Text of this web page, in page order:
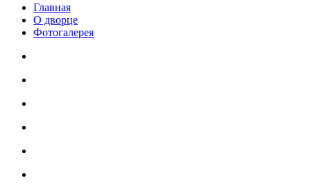
Главная
О дворце
Фотогалерея